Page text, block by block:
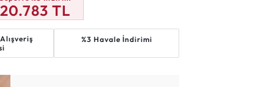
Elmas Bilezikler
Altın Tesbihler
Altın Hasır Setler
Violet
20.783 TL
Alışveriş
%3 Havale İndirimi